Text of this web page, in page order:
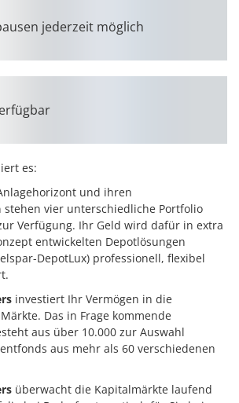
jederzeit möglich
es:
und ihren
stehen vier unterschiedliche Portfolio
Verfügung. Ihr Geld wird dafür in extra
entwickelten Depotlösungen
DepotLux) professionell, flexibel
investiert Ihr Vermögen in die
Das in Frage kommende
aus über 10.000 zur Auswahl
aus mehr als 60 verschiedenen
überwacht die Kapitalmärkte laufend